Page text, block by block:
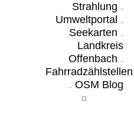
Strahlung .
Umweltportal .
Seekarten .
Landkreis
Offenbach .
Fahrradzählstellen
. OSM Blog